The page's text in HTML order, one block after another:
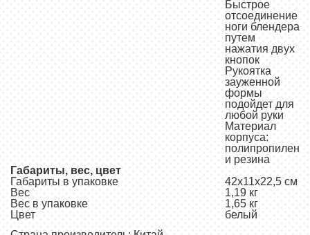
Быстрое
отсоединение
ноги блендера
путем
нажатия двух
кнопок
Рукоятка
зауженной
формы
подойдет для
любой руки
Материал
корпуса:
полипропилен
и резина
Габариты, вес, цвет
Габариты в упаковке
42х11х22,5 см
Вес
1,19 кг
Вес в упаковке
1,65 кг
Цвет
белый